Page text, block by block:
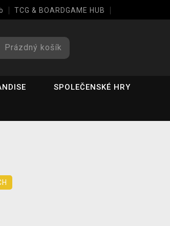
TCG & BOARDGAME HUB
Prázdný košík
SPOLEČENSKÉ HRY